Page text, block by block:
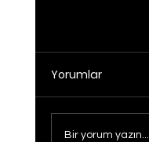
Yorumlar
Bir yorum yazın...